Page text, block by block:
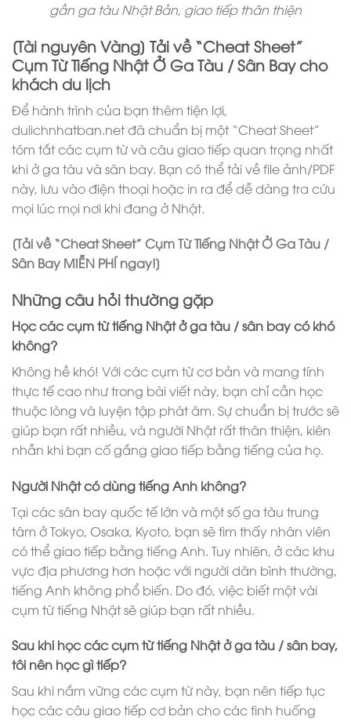
gần ga tàu Nhật Bản, giao tiếp thân thiện
[Tài nguyên Vàng] Tải về “Cheat Sheet”
Cụm Từ Tiếng Nhật Ở Ga Tàu / Sân Bay cho
khách du lịch
Để hành trình của bạn thêm tiện lợi,
dulichnhatban.net đã chuẩn bị một “Cheat Sheet”
tóm tắt các cụm từ và câu giao tiếp quan trọng nhất
khi ở ga tàu và sân bay. Bạn có thể tải về file ảnh/PDF
này, lưu vào điện thoại hoặc in ra để dễ dàng tra cứu
mọi lúc mọi nơi khi đang ở Nhật.
[Tải về “Cheat Sheet” Cụm Từ Tiếng Nhật Ở Ga Tàu /
Sân Bay MIỄN PHÍ ngay!]
Những câu hỏi thường gặp
Học các cụm từ tiếng Nhật ở ga tàu / sân bay có khó
không?
Không hề khó! Với các cụm từ cơ bản và mang tính
thực tế cao như trong bài viết này, bạn chỉ cần học
thuộc lòng và luyện tập phát âm. Sự chuẩn bị trước sẽ
giúp bạn rất nhiều, và người Nhật rất thân thiện, kiên
nhẫn khi bạn cố gắng giao tiếp bằng tiếng của họ.
Người Nhật có dùng tiếng Anh không?
Tại các sân bay quốc tế lớn và một số ga tàu trung
tâm ở Tokyo, Osaka, Kyoto, bạn sẽ tìm thấy nhân viên
có thể giao tiếp bằng tiếng Anh. Tuy nhiên, ở các khu
vực địa phương hơn hoặc với người dân bình thường,
tiếng Anh không phổ biến. Do đó, việc biết một vài
cụm từ tiếng Nhật sẽ giúp bạn rất nhiều.
Sau khi học các cụm từ tiếng Nhật ở ga tàu / sân bay,
tôi nên học gì tiếp?
Sau khi nắm vững các cụm từ này, bạn nên tiếp tục
học các câu giao tiếp cơ bản cho các tình huống